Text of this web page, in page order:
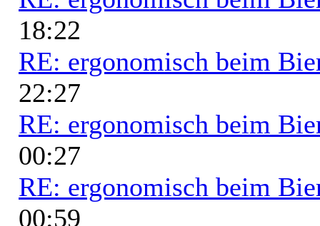
18:22
RE: ergonomisch beim
22:27
RE: ergonomisch beim
00:27
RE: ergonomisch beim
00:59